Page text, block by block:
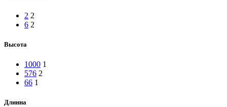
2 2
6 2
Высота
1000 1
576 2
66 1
Длинна